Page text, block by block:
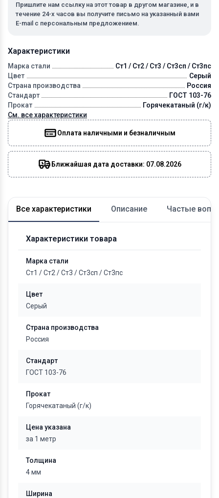
Характеристики
Марка стали
Ст1 / Ст2 / Ст3 / Ст3сп / Ст3пс
Цвет
Серый
Страна производства
Россия
Стандарт
ГОСТ 103-76
Прокат
Горячекатаный (г/к)
См. все характеристики
Оплата наличными и безналичным
Ближайшая дата доставки: 07.08.2026
Пришлите нам ссылку на этот товар в другом магазине, и в
течение 24-х часов вы получите письмо на указанный вами
E-mail с персональным предложением.
Все характеристики Описание Частые
Характеристики товара
Марка стали
Ст1 /Ст2 /Ст3 /Ст3сп /Ст3пс
Цвет
Серый
Страна производства
Россия
Стандарт
ГОСТ 103-76
Прокат
Горячекатаный (г/к)
Цена указана
за 1 метр
Толщина
4 мм
Ширина